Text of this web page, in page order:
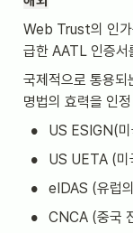
Web Trust의 인
급한 AATL 인증서
국제적으로 통용되
명법의 효력을 인
• US ESIGN(미
• US UETA (미
• eIDAS (유럽
• CNCA (중국